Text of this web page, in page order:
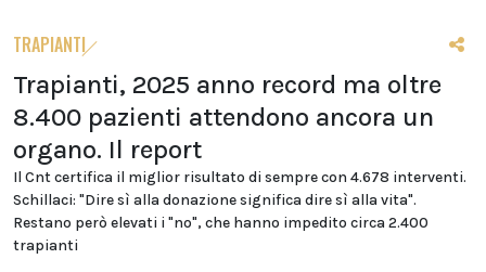
TRAPIANTI
Trapianti, 2025 anno record ma oltre
8.400 pazienti attendono ancora un
organo. Il report
Il Cnt certifica il miglior risultato di sempre con 4.678 interventi.
Schillaci: "Dire sì alla donazione significa dire sì alla vita".
Restano però elevati i "no", che hanno impedito circa 2.400
trapianti